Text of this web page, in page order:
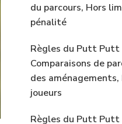
du parcours, Hors
pénalité
Règles du Putt Putt
Comparaisons de
des aménagements,
joueurs
Règles du Putt Putt